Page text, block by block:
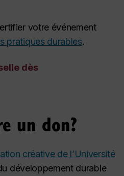
votre événement
pratiques durables.
dès
un don?
créative de l’Université
développement durable